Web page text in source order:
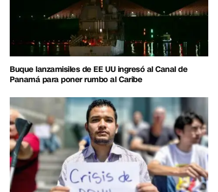
Buque lanzamisiles de EE UU ingresó al Canal de
Panamá para poner rumbo al Caribe